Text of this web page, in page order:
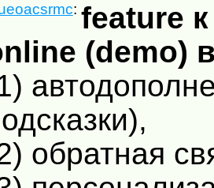
: featurе
(demo)
обратная